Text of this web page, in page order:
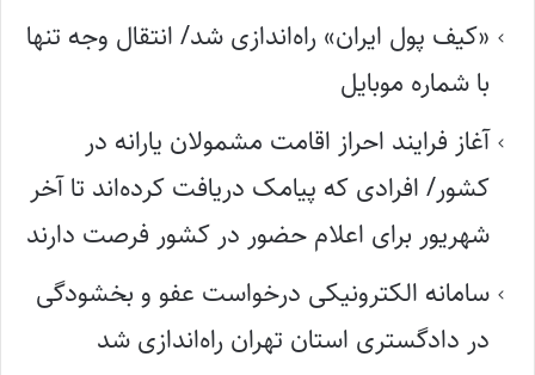
«کیف پول ایران» راه‌اندازی شد/ انتقال وجه تنها
با شماره موبایل
آغاز فرایند احراز اقامت مشمولان یارانه در
کشور/ افرادی که پیامک دریافت کرده‌اند تا آخر
شهریور برای اعلام حضور در کشور فرصت دارند
سامانه الکترونیکی درخواست عفو و بخشودگی
در دادگستری استان تهران راه‌اندازی شد